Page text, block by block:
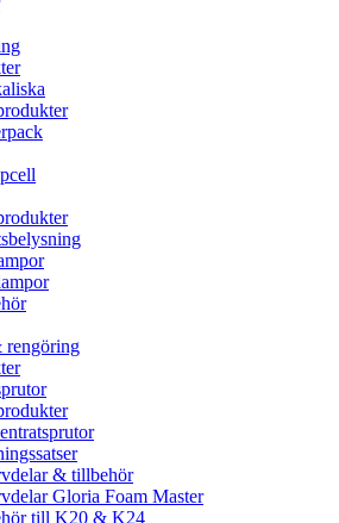
rengöring
& tillbehör
Gloria Foam Master
till K20 & K24